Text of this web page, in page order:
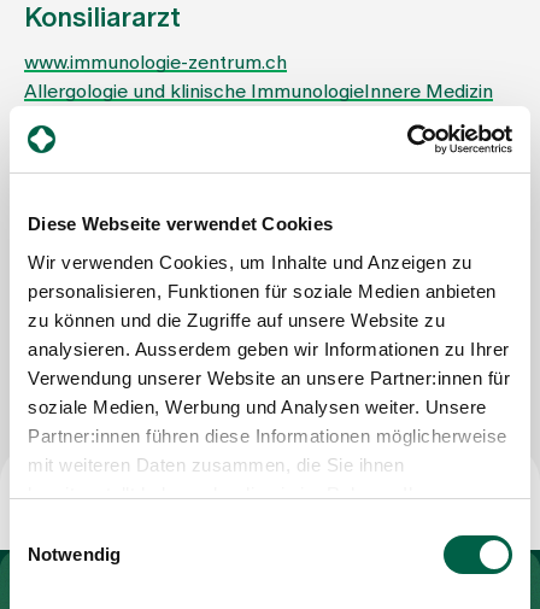
Diese Webseite verwendet Cookies
Wir verwenden Cookies, um Inhalte und Anzeigen zu
personalisieren, Funktionen für soziale Medien anbieten
zu können und die Zugriffe auf unsere Website zu
analysieren. Ausserdem geben wir Informationen zu Ihrer
Verwendung unserer Website an unsere Partner:innen für
soziale Medien, Werbung und Analysen weiter. Unsere
Partner:innen führen diese Informationen möglicherweise
mit weiteren Daten zusammen, die Sie ihnen
bereitgestellt haben oder die sie im Rahmen Ihrer
Notwendig
Team
Zuweisende
Über uns
Aktuelles
Jobs & Karriere
Babygalerie
Konsiliararzt
www.immunologie-zentrum.ch
Allergologie und klinische Immunologie Innere Medizin
IZZ Immunologie-Zentrum Zürich
Stampfenbachplatz / Walchestrasse 11
Tel
+41 44 434 10 00
Nachricht schreiben